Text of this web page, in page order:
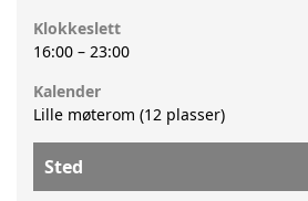
Klokkeslett
16:00 – 23:00
Kalender
Lille møterom (12 plasser)
Sted